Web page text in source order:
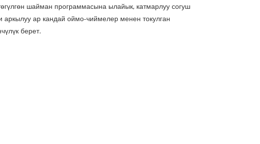
шайман программасына ылайык, катмарлуу согуш
аркылуу ар кандай оймо-чиймелер менен токулган
берет.